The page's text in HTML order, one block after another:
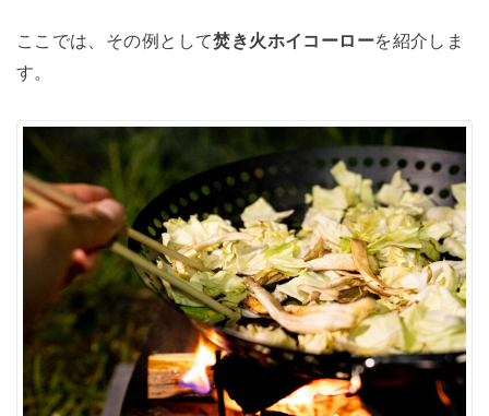
ここでは、その例として焚き火ホイコーローを紹介しま
す。